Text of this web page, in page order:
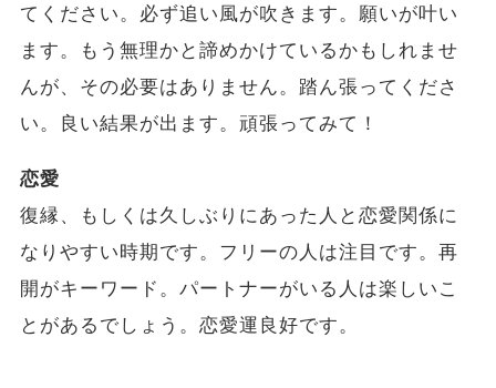
てください。必ず追い風が吹きます。願いが叶い
ます。もう無理かと諦めかけているかもしれませ
んが、その必要はありません。踏ん張ってくださ
い。良い結果が出ます。頑張ってみて！
恋愛
復縁、もしくは久しぶりにあった人と恋愛関係に
なりやすい時期です。フリーの人は注目です。再
開がキーワード。パートナーがいる人は楽しいこ
とがあるでしょう。恋愛運良好です。